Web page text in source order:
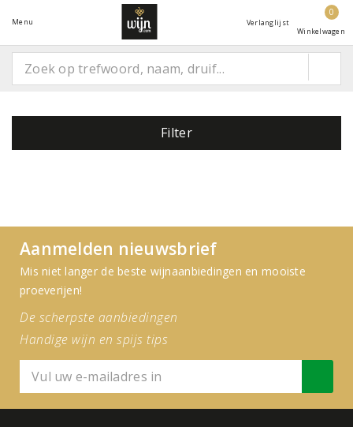
Menu Verlanglijst
0
Winkelwagen
Filter
Aanmelden nieuwsbrief
Mis niet langer de beste wijnaanbiedingen en mooiste
proeverijen!
De scherpste aanbiedingen
Handige wijn en spijs tips